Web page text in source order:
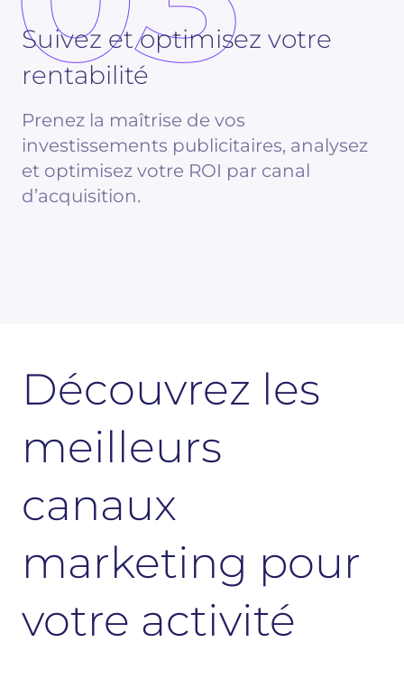
Suivez et optimisez votre
rentabilité
Prenez la maîtrise de vos
investissements publicitaires, analysez
et optimisez votre ROI par canal
d’acquisition.
Découvrez les
meilleurs
canaux
marketing pour
votre activité